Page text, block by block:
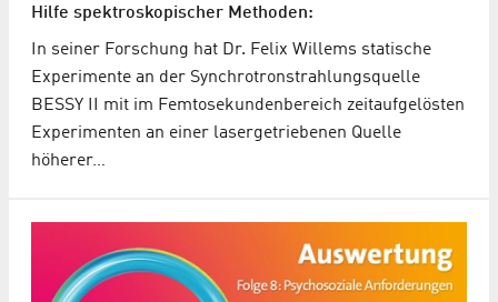
Hilfe spektroskopischer Methoden:
In seiner Forschung hat Dr. Felix Willems statische
Experimente an der Synchrotronstrahlungsquelle
BESSY II mit im Femtosekundenbereich zeitaufgelösten
Experimenten an einer lasergetriebenen Quelle
höherer…